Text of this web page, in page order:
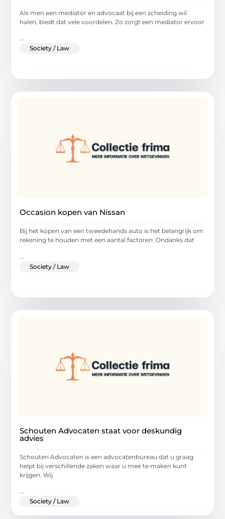
Als men een mediator en advocaat bij een scheiding wil
halen, biedt dat vele voordelen. Zo zorgt een mediator ervoor
...
Society / Law
Occasion kopen van Nissan
Bij het kopen van een tweedehands auto is het belangrijk om
rekening te houden met een aantal factoren. Ondanks dat
Society / Law
Schouten Advocaten staat voor deskundig
advies
Schouten Advocaten is een advocatenbureau dat u graag
helpt bij verschillende zaken waar u mee te maken kunt
krijgen. Wij
...
Society / Law